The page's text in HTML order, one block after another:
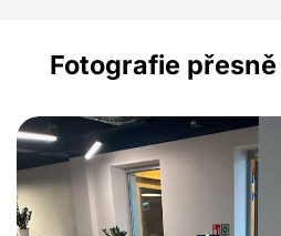
Fotografie